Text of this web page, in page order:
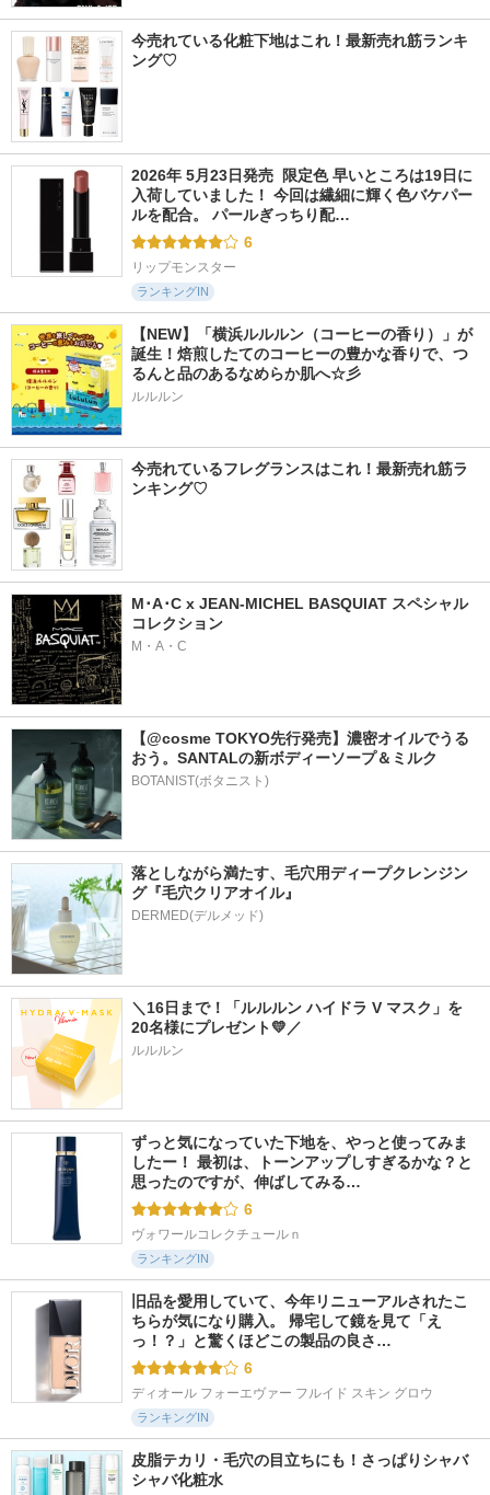
今売れている化粧下地はこれ！最新売れ筋ランキ
ング♡
2026年 5月23日発売  限定色 早いところは19日に
入荷していました！ 今回は繊細に輝く色バケパー
ルを配合。 パールぎっちり配…
6
リップモンスター
ランキングIN
【NEW】「横浜ルルルン（コーヒーの香り）」が
誕生！焙煎したてのコーヒーの豊かな香りで、つ
るんと品のあるなめらか肌へ☆彡
ルルルン
今売れているフレグランスはこれ！最新売れ筋ラ
ンキング♡
M･A･C x JEAN-MICHEL BASQUIAT スペシャル
コレクション
M・A・C
【@cosme TOKYO先行発売】濃密オイルでうる
おう。SANTALの新ボディーソープ＆ミルク
BOTANIST(ボタニスト)
落としながら満たす、毛穴用ディープクレンジン
グ『毛穴クリアオイル』
＼16日まで！「ルルルン ハイドラ V マスク」を
20名様にプレゼント💛／
ルルルン
ずっと気になっていた下地を、やっと使ってみま
したー！ 最初は、トーンアップしすぎるかな？と
思ったのですが、伸ばしてみる…
6
ヴォワールコレクチュールｎ
ランキングIN
旧品を愛用していて、今年リニューアルされたこ
ちらが気になり購入。 帰宅して鏡を見て「え
っ！？」と驚くほどこの製品の良さ…
6
ディオール フォーエヴァー フルイド スキン グロウ
ランキングIN
皮脂テカリ・毛穴の目立ちにも！さっぱりシャバ
シャバ化粧水